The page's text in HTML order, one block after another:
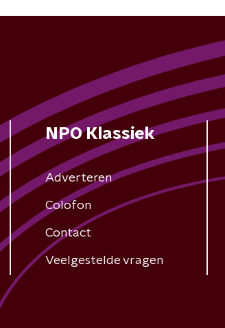
NPO Klassiek
Adverteren
Colofon
Contact
Veelgestelde vragen